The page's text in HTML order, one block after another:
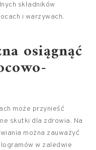
składników
i warzywach.
osiągnąć
może przynieść
skutki dla zdrowia. Na
można zauważyć
w zaledwie